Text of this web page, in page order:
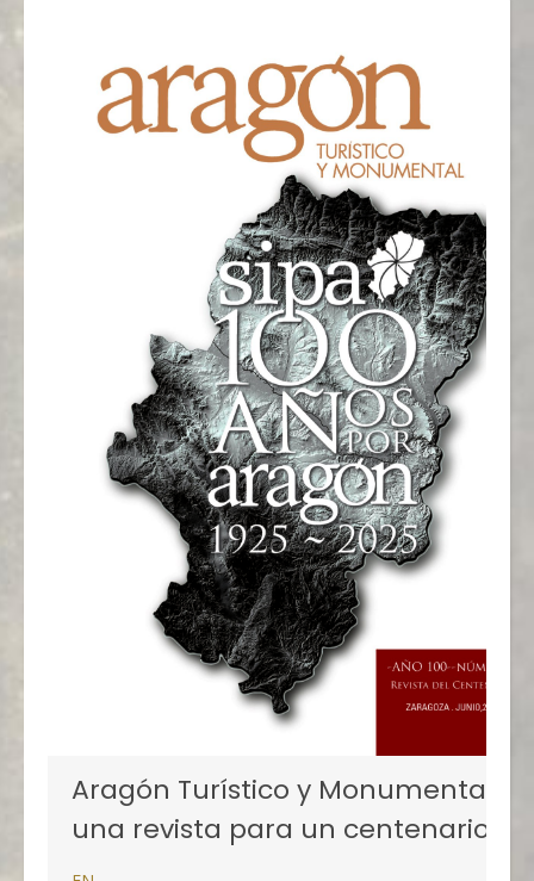
Aragón Turístico y Monumental,
una revista para un centenario